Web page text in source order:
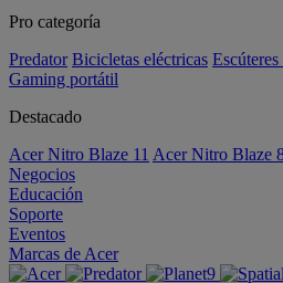
Pro categoría
Predator Bicicletas eléctricas
Gaming portátil
Destacado
Acer Nitro Blaze 11 Acer Nitro Blaze
Negocios
Educación
Soporte
Eventos
Marcas de Acer